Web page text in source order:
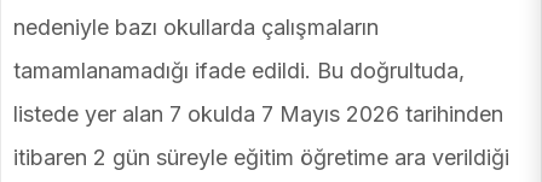
nedeniyle bazı okullarda çalışmaların
tamamlanamadığı ifade edildi. Bu doğrultuda,
listede yer alan 7 okulda 7 Mayıs 2026 tarihinden
itibaren 2 gün süreyle eğitim öğretime ara verildiği